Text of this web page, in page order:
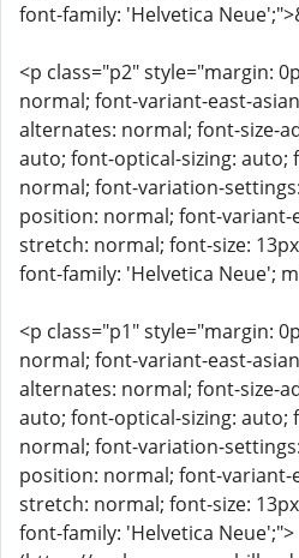
font-family: 'Helvetica
<p class="p2" style="margin:
normal; font-variant-east-
alternates: normal; font-size-
auto; font-optical-sizing: auto;
normal; font-variation-
position: normal; font-
stretch: normal; font-size:
font-family: 'Helvetica Neue';
<p class="p1" style="margin:
normal; font-variant-east-
alternates: normal; font-size-
auto; font-optical-sizing: auto;
normal; font-variation-
position: normal; font-
stretch: normal; font-size:
font-family: 'Helvetica Neue';">